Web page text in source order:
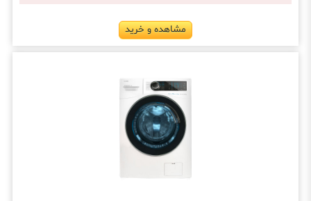
مشاهده و خرید